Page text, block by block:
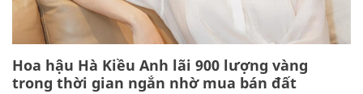
Hoa hậu Hà Kiều Anh lãi 900 lượng vàng
trong thời gian ngắn nhờ mua bán đất